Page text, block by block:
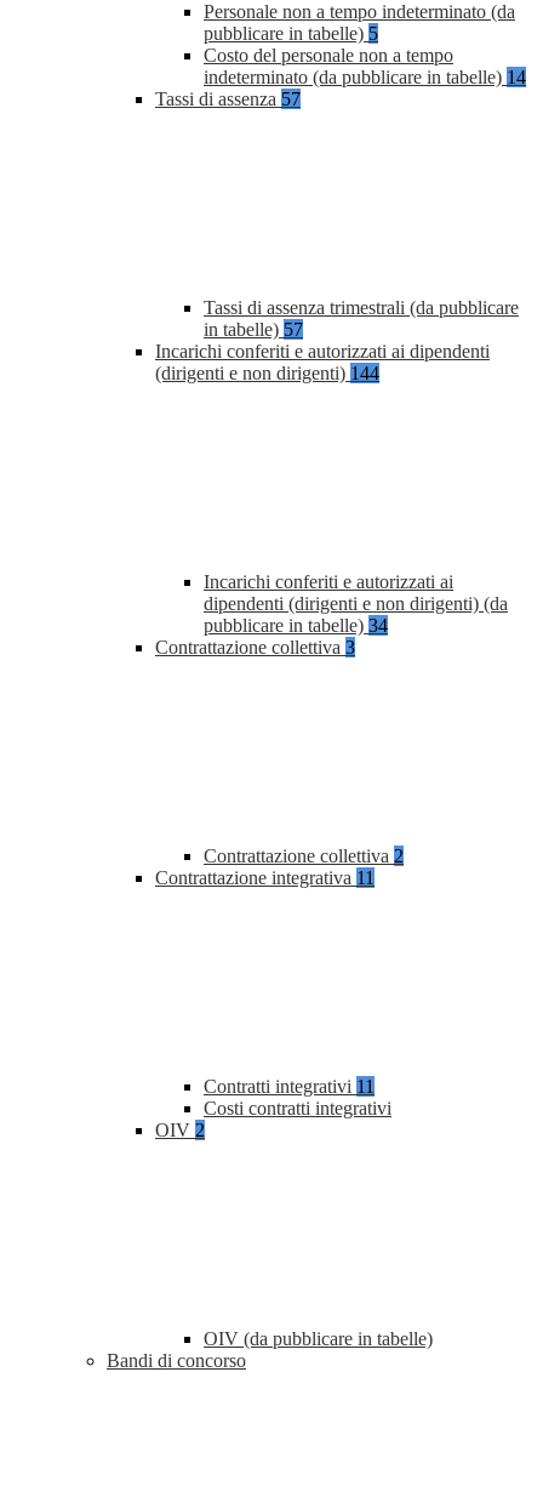
Personale non a tempo indeterminato (da
pubblicare in tabelle) 5
Costo del personale non a tempo
indeterminato (da pubblicare in tabelle) 14
Tassi di assenza 57
Tassi di assenza trimestrali (da pubblicare
in tabelle) 57
Incarichi conferiti e autorizzati ai dipendenti
(dirigenti e non dirigenti) 144
Incarichi conferiti e autorizzati ai
dipendenti (dirigenti e non dirigenti) (da
pubblicare in tabelle) 34
Contrattazione collettiva 3
Contrattazione collettiva 2
Contrattazione integrativa 11
Contratti integrativi 11
Costi contratti integrativi
OIV 2
OIV (da pubblicare in tabelle)
Bandi di concorso